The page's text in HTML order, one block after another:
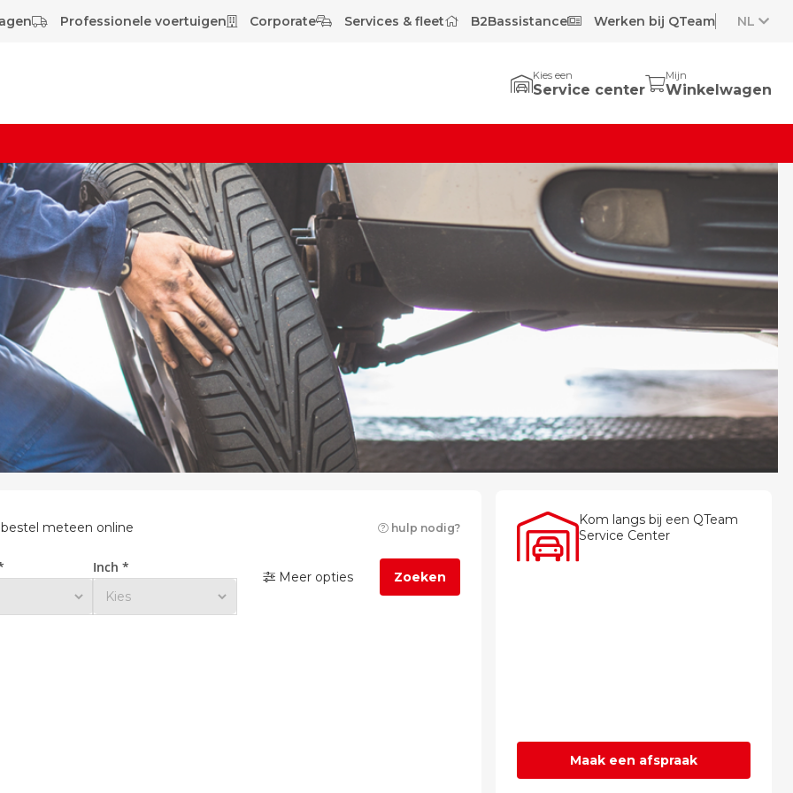
Professionele voertuigen Corporate Services & fleet B2Bassistance Werken bij QTeam NL
Kies een
Service center
Mijn
Winkelwagen
meteen online hulp nodig?
Inch *
Meer opties Zoeken
Kom langs bij een QTeam
Service Center
Maak een afspraak